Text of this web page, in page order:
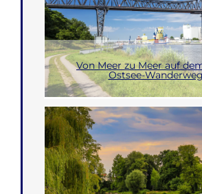
Von Meer zu Meer auf
Ostsee-